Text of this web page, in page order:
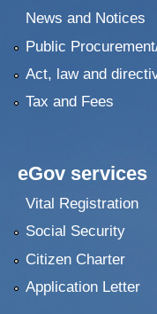
News and Notices
Public
Act, law and
Tax and Fees
eGov services
Vital Registration
Social Security
Citizen Charter
Application Letter